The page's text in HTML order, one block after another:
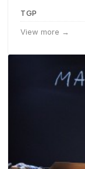
TGP
View more →